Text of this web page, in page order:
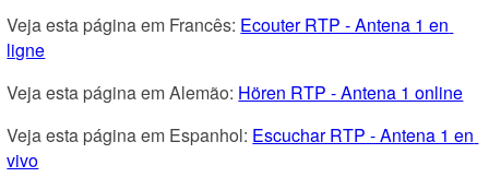
Veja esta página em Francês: Ecouter RTP - Antena 1 en
ligne
Veja esta página em Alemão: Hören RTP - Antena 1 online
Veja esta página em Espanhol: Escuchar RTP - Antena 1 en
vivo